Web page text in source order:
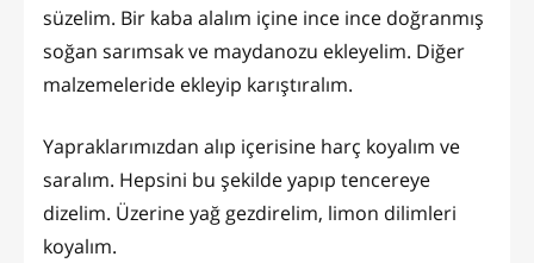
süzelim. Bir kaba alalım içine ince ince doğranmış
soğan sarımsak ve maydanozu ekleyelim. Diğer
malzemeleride ekleyip karıştıralım.
Yapraklarımızdan alıp içerisine harç koyalım ve
saralım. Hepsini bu şekilde yapıp tencereye
dizelim. Üzerine yağ gezdirelim, limon dilimleri
koyalım.